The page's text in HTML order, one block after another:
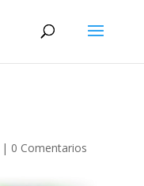
| 0 Comentarios